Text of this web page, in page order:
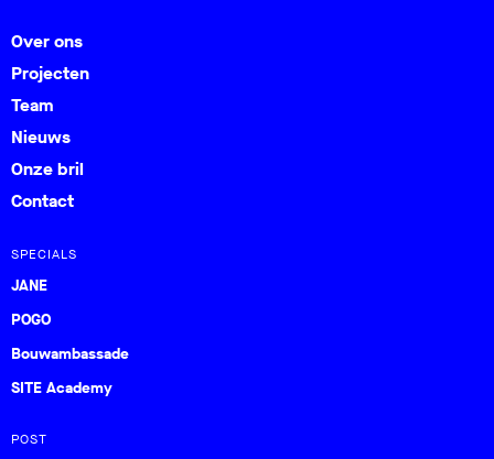
Over ons
Projecten
Team
Nieuws
Onze bril
Contact
SPECIALS
JANE
POGO
Bouwambassade
SITE Academy
POST